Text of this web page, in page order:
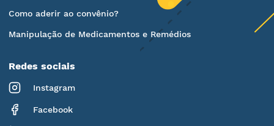
Como aderir ao convênio?
Manipulação de Medicamentos e Remédios
Redes sociais
Instagram
Facebook